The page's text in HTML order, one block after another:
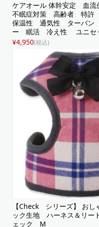
ケアオール 体幹安定 血
不眠症対策 高齢者 特許
保温性 通気性 ターバン
ー 眠活 冷え性 ユニセ
¥4,950(税込)
【Check シリーズ】 お
ック生地 ハーネス＆リー
ェック M